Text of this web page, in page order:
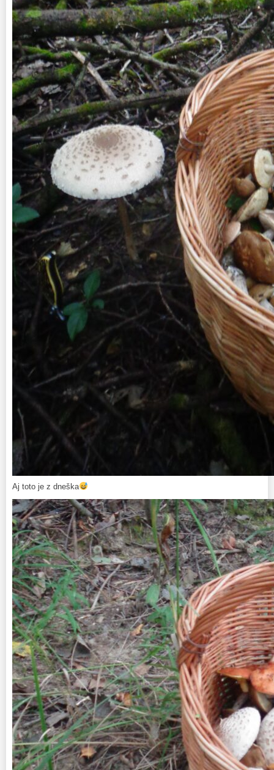
Aj toto je z dneška